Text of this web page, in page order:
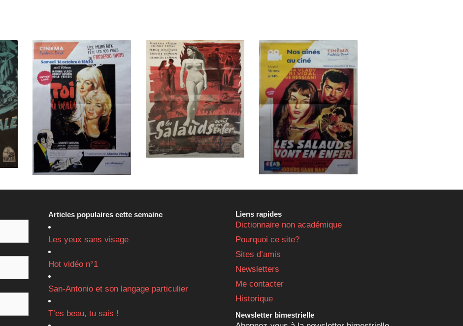
Articles populaires cette semaine
Les yeux sans visage
Hot vidéo n°1
San-Antonio et son langage particulier
T’es beau, tu sais !
Liens rapides
Dictionnaire non académique
Pourquoi ce site?
Sites d’amis
Newsletters
Me contacter
Historique
Newsletter bimestrielle